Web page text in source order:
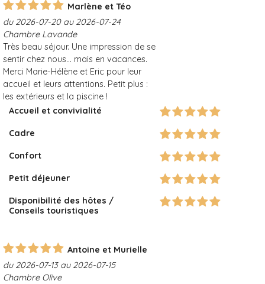
Marlène et Téo
du 2026-07-20 au 2026-07-24
Chambre Lavande
Très beau séjour. Une impression de se
sentir chez nous... mais en vacances.
Merci Marie-Hélène et Eric pour leur
accueil et leurs attentions. Petit plus :
les extérieurs et la piscine !
Accueil et convivialité
Cadre
Confort
Petit déjeuner
Disponibilité des hôtes /
Conseils touristiques
Antoine et Murielle
du 2026-07-13 au 2026-07-15
Chambre Olive